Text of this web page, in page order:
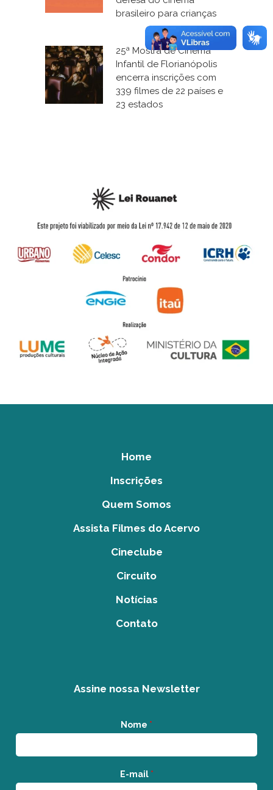
brasileiro para crianças
25ª Mostra de Cinema
Infantil de Florianópolis
encerra inscrições com
339 filmes de 22 países e
23 estados
Home
Inscrições
Quem Somos
Assista Filmes do Acervo
Cineclube
Circuito
Notícias
Contato
Assine nossa Newsletter
Nome *
E-mail *